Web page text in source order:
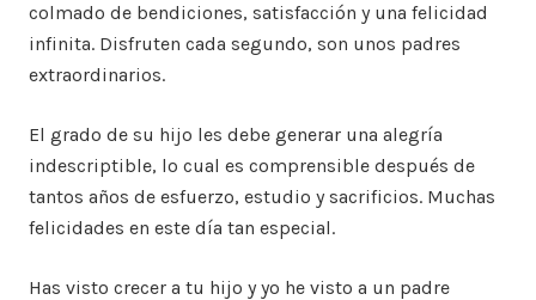
colmado de bendiciones, satisfacción y una felicidad
infinita. Disfruten cada segundo, son unos padres
extraordinarios.
El grado de su hijo les debe generar una alegría
indescriptible, lo cual es comprensible después de
tantos años de esfuerzo, estudio y sacrificios. Muchas
felicidades en este día tan especial.
Has visto crecer a tu hijo y yo he visto a un padre